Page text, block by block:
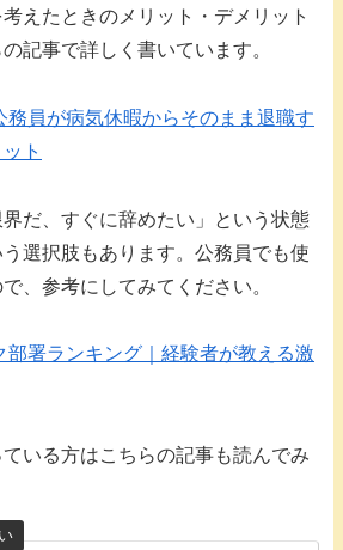
えたときのメリット・デメリット
記事で詳しく書いています。
務員が病気休暇からそのまま退職す
ト
だ、すぐに辞めたい」という状態
選択肢もあります。公務員でも使
、参考にしてみてください。
部署ランキング｜経験者が教える激
いる方はこちらの記事も読んでみ